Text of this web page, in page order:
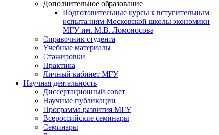
Дополнительное образование
Подготовительные курсы к вступительным
испытаниям Московской школы экономики
МГУ им. М.В. Ломоносова
Справочник студента
Учебные материалы
Стажировки
Практика
Личный кабинет МГУ
Научная деятельность
Диссертационный совет
Научные публикации
Программа развития МГУ
Всероссийские семинары
Семинары